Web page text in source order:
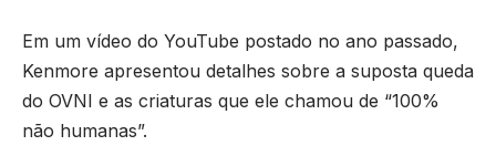
Em um vídeo do YouTube postado no ano passado,
Kenmore apresentou detalhes sobre a suposta queda
do OVNI e as criaturas que ele chamou de “100%
não humanas”.